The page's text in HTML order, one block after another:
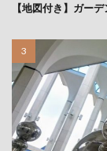
【地図付き】ガー